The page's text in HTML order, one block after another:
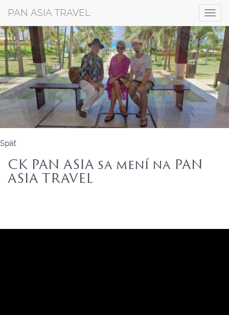
PAN ASIA TRAVEL
+421 917 372 256
Späť
CK PAN ASIA sa mení na PAN
ASIA TRAVEL